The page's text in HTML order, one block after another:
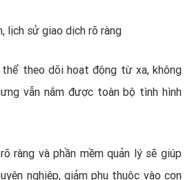
lịch sử giao dịch rõ ràng
theo dõi hoạt động từ xa, không
vẫn nắm được toàn bộ tình hình
ràng và phần mềm quản lý sẽ giúp
nghiệp, giảm phụ thuộc vào con